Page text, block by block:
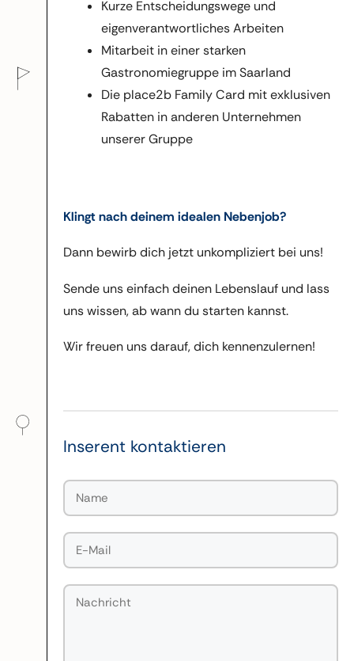
Kurze Entscheidungswege und
eigenverantwortliches Arbeiten
Mitarbeit in einer starken
Gastronomiegruppe im Saarland
Die place2b Family Card mit exklusiven
Rabatten in anderen Unternehmen
unserer Gruppe
Klingt nach deinem idealen Nebenjob?
Dann bewirb dich jetzt unkompliziert bei uns!
Sende uns einfach deinen Lebenslauf und lass
uns wissen, ab wann du starten kannst.
Wir freuen uns darauf, dich kennenzulernen!
Inserent kontaktieren